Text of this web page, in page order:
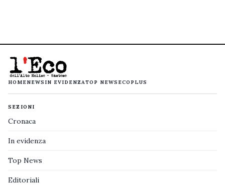
HOMENEWS IN EVIDENZATOP NEWS ECOPLUS
SEZIONI
Cronaca
In evidenza
Top News
Editoriali